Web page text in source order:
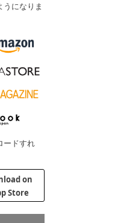
になりま
ードすれ